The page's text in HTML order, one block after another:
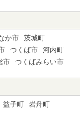
か市
茨城町
つくば市
河内町
市 つくばみらい市
益子町
岩舟町